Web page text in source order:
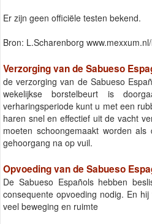
Er zijn geen officiële testen bekend.
Bron: L.Scharenborg
Verzorging van de Sabueso
de verzorging van de Sabueso
wekelijkse borstelbeurt is
verharingsperiode kunt u met een
haren snel en effectief uit de vacht
moeten schoongemaakt worden
gehoorgang na op vuil.
Opvoeding van de Sabueso
De Sabueso Españols hebben
consequente opvoeding nodig. En hij
veel beweging en ruimte